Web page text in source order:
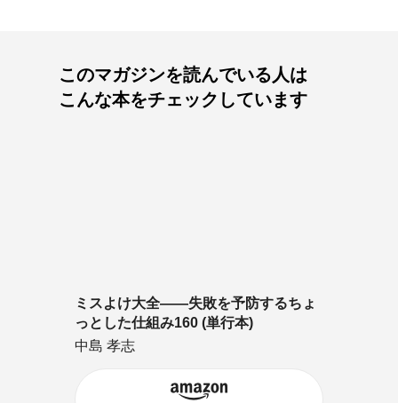
このマガジンを読んでいる人は
こんな本をチェックしています
ミスよけ大全――失敗を予防するちょ
っとした仕組み160 (単行本)
中島 孝志